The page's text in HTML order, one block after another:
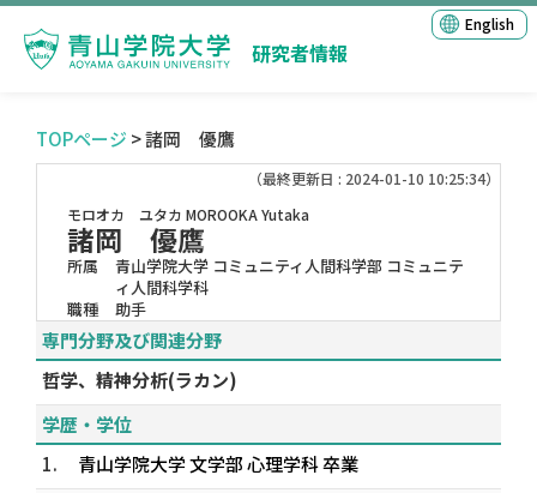
研究者情報
English
TOPページ > 諸岡 優鷹
（最終更新日 : 2024-01-10 10:25:34）
モロオカ ユタカ MOROOKA Yutaka
諸岡 優鷹
所属
青山学院大学 コミュニティ人間科学部 コミュニテ
ィ人間科学科
職種
助手
専門分野及び関連分野
哲学、精神分析(ラカン)
学歴・学位
1.
青山学院大学 文学部 心理学科 卒業